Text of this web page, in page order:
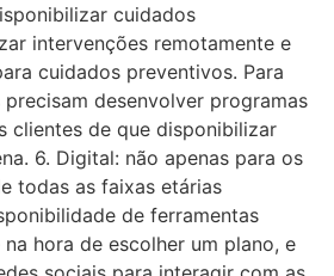
cuidados
intervenções remotamente e
cuidados preventivos. Para
desenvolver programas
clientes de que disponibilizar
6. Digital: não apenas para os
todas as faixas etárias
de ferramentas
hora de escolher um plano, e